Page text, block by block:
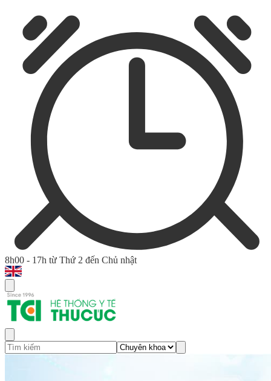
8h00 - 17h từ Thứ 2 đến Chủ nhật